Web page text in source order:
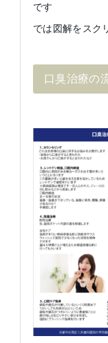
です
では図解をスク
口臭治療の